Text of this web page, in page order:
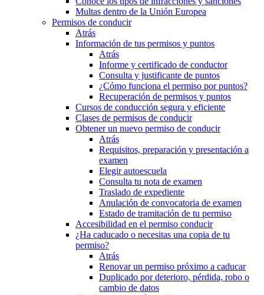
Multas dentro de la Unión Europea
Permisos de conducir
Atrás
Información de tus permisos y puntos
Atrás
Informe y certificado de conductor
Consulta y justificante de puntos
¿Cómo funciona el permiso por puntos?
Recuperación de permisos y puntos
Cursos de conducción segura y eficiente
Clases de permisos de conducir
Obtener un nuevo permiso de conducir
Atrás
Requisitos, preparación y presentación a
examen
Elegir autoescuela
Consulta tu nota de examen
Traslado de expediente
Anulación de convocatoria de examen
Estado de tramitación de tu permiso
Accesibilidad en el permiso conducir
¿Ha caducado o necesitas una copia de tu
permiso?
Atrás
Renovar un permiso próximo a caducar
Duplicado por deterioro, pérdida, robo o
cambio de datos